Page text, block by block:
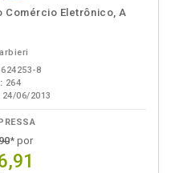
páginas
Comércio Eletrônico, A
8
264
24/06/2013
* por